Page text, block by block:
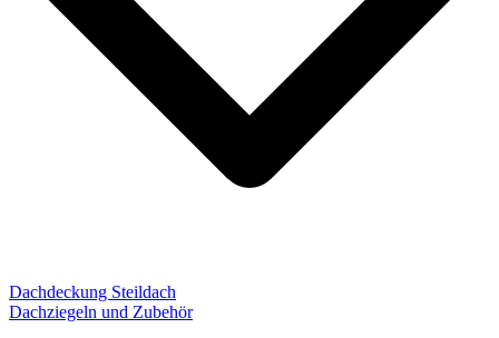
Dachdeckung Steildach
Dachziegeln und Zubehör